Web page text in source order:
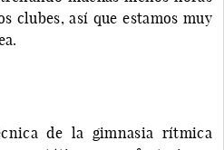
clubes, así que estamos muy
de la gimnasia rítmica